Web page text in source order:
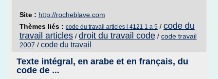
Site : http://rocheblave.com
Thèmes liés : code du travail articles l 4121 1 a 5 / code du
travail articles / droit du travail code / code travail
2007 / code du travail
Texte intégral, en arabe et en français, du
code de ...